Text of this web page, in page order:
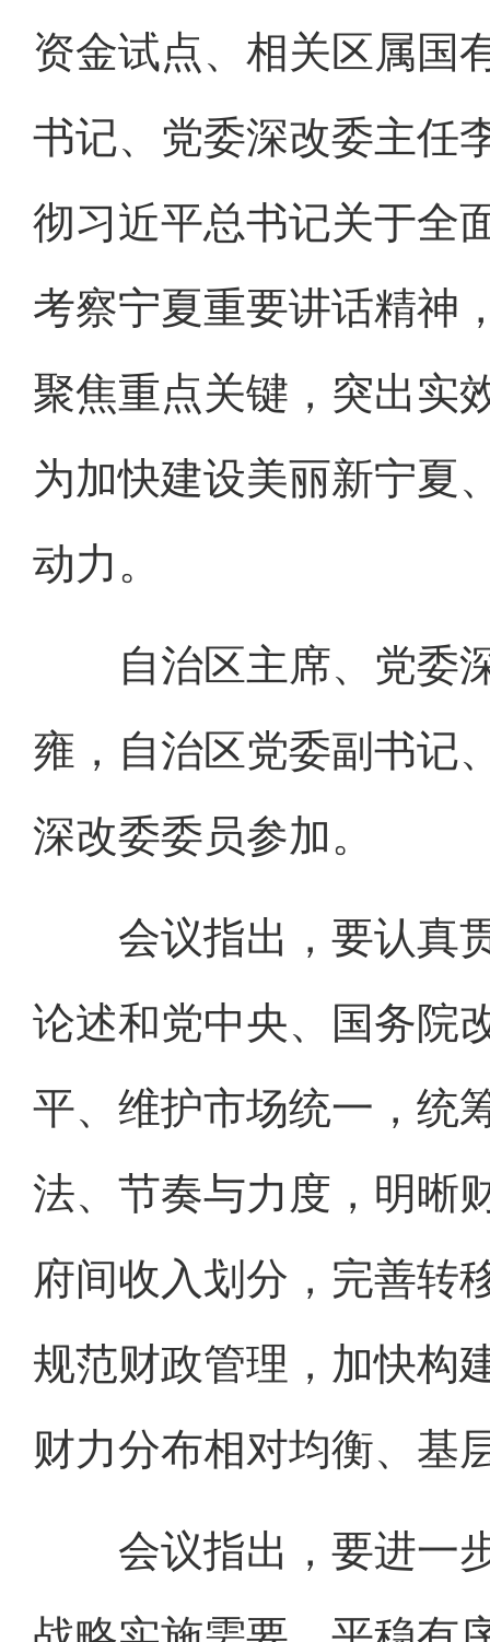
资金试点、相关区属国
书记、党委深改委主任
彻习近平总书记关于全
考察宁夏重要讲话精神
聚焦重点关键，突出实
为加快建设美丽新宁夏
动力。
自治区主席、党委深
雍，自治区党委副书记
深改委委员参加。
会议指出，要认真贯
论述和党中央、国务院
平、维护市场统一，统
法、节奏与力度，明晰
府间收入划分，完善转
规范财政管理，加快构
财力分布相对均衡、基
会议指出，要进一步